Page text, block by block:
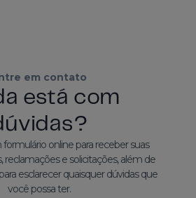
em contato
está com
online para receber suas
reclamações e solicitações, além de
esclarecer quaisquer dúvidas que
você possa ter.